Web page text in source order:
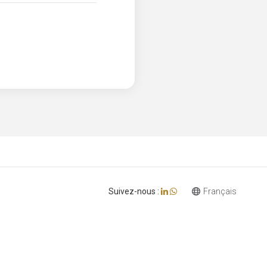
Suivez-nous :